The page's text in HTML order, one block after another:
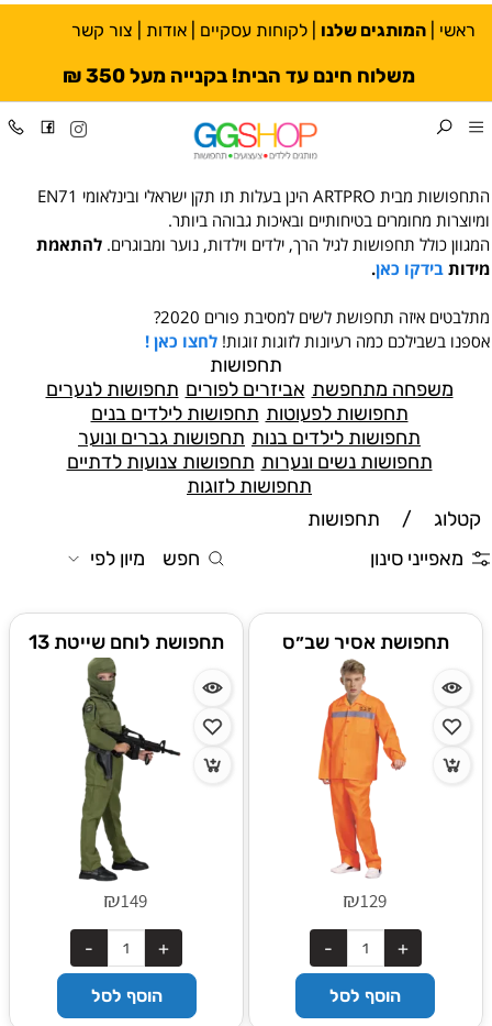
ראשי המותגים שלנו לקוחות עסקיים אודות צור קשר
משלוח חינם עד הבית! בקנייה מעל 350 ₪
התחפושות מבית ARTPRO הינן בעלות תו תקן ישראלי ובינלאומי EN71
ומיוצרות מחומרים בטיחותיים ובאיכות גבוהה ביותר.
המגוון כולל תחפושות לגיל הרך, ילדים וילדות, נוער ומבוגרים. להתאמת
מידות בידקו כאן.
מתלבטים איזה תחפושת לשים למסיבת פורים 2020?
אספנו בשבילכם כמה רעיונות לזוגות זוגות! לחצו כאן !
תחפושות
משפחה מתחפשת אביזרים לפורים תחפושות לנערים
תחפושות לפעוטות תחפושות לילדים בנים
תחפושות לילדים בנות תחפושות גברים ונוער
תחפושות נשים ונערות תחפושות צנועות לדתיים
תחפושות לזוגות
קטלוג
/
תחפושות
מאפייני סינון
חפש מיון לפי
תחפושת אסיר שב״ס
₪129
הוסף לסל
תחפושת לוחם שייטת 13
₪149
הוסף לסל